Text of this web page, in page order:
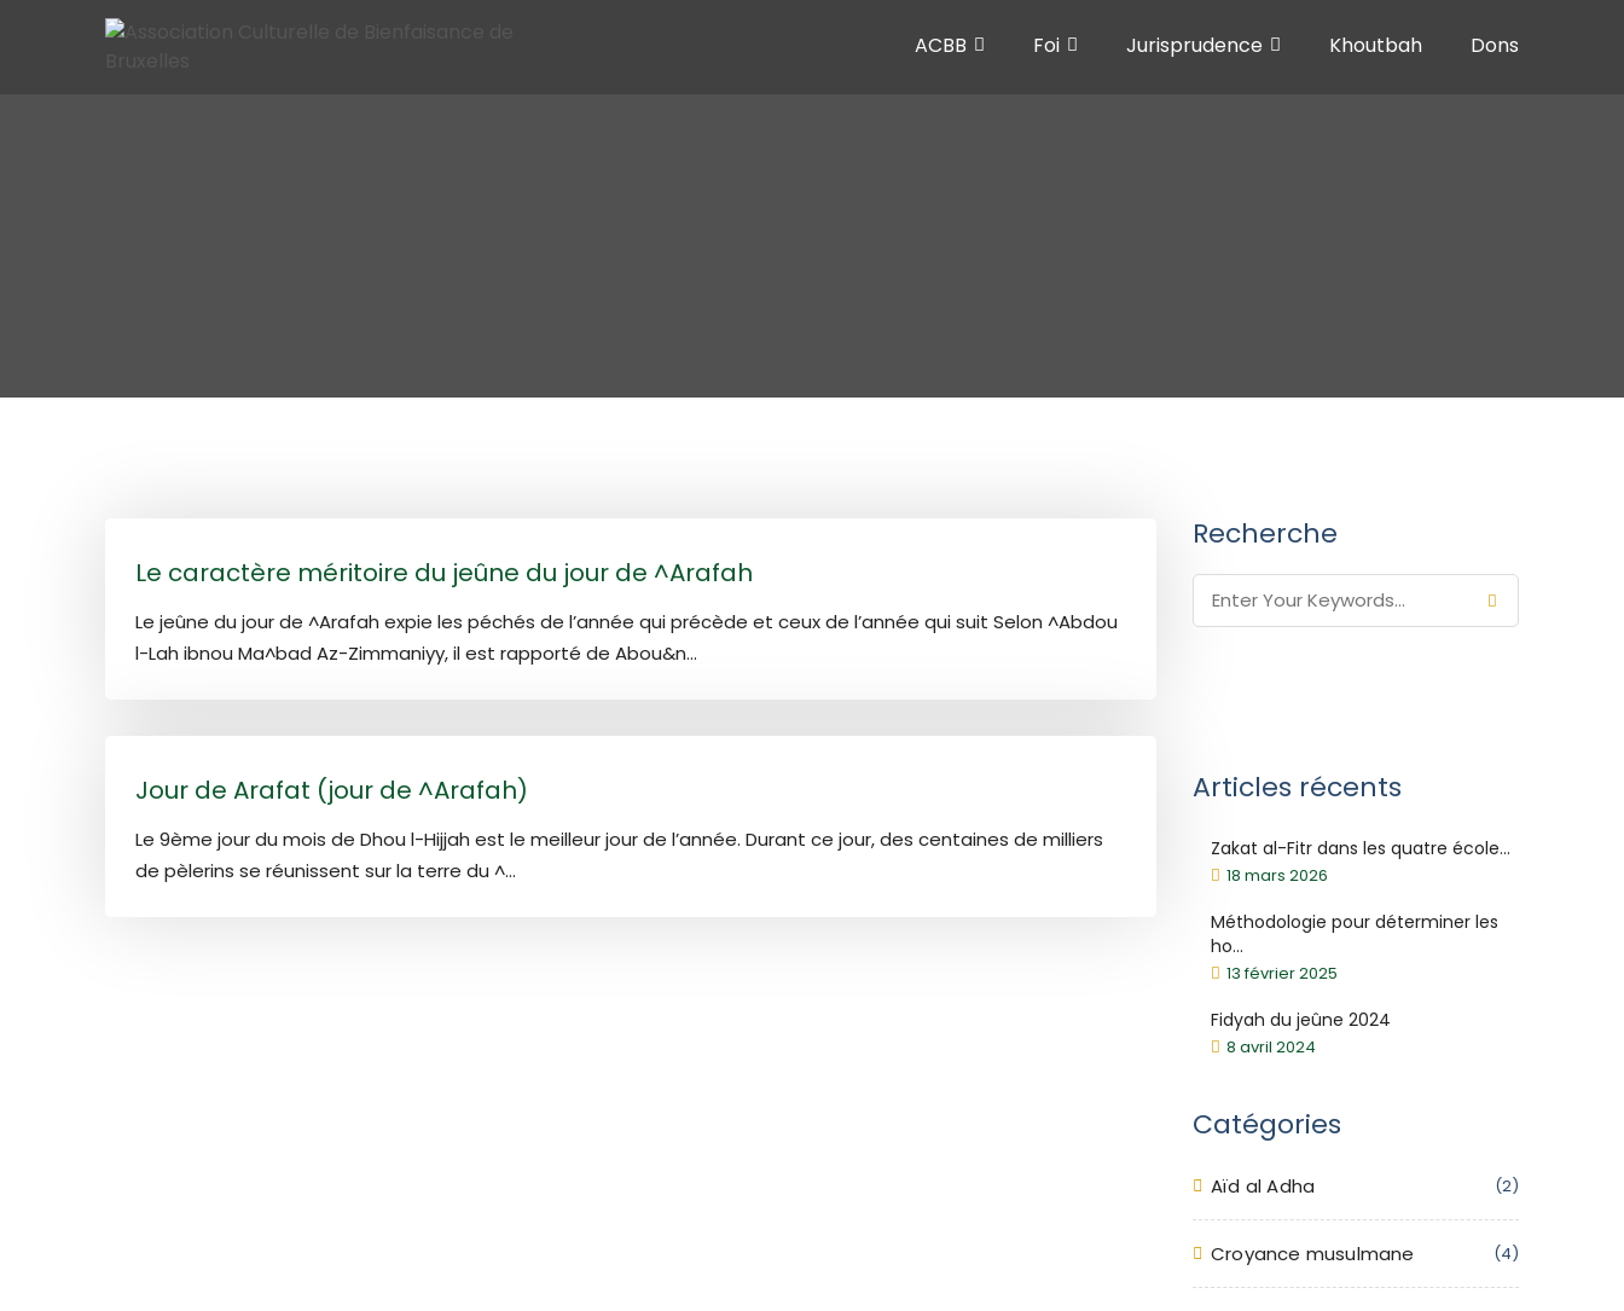
ACBB Foi Jurisprudence Khoutbah Dons
Le caractère méritoire du jeûne du jour de ^Arafah
Le jeûne du jour de ^Arafah expie les péchés de l’année qui précède et ceux de l’année qui suit Selon ^Abdou
l-Lah ibnou Ma^bad Az-Zimmaniyy, il est rapporté de Abou&n...
Jour de Arafat (jour de ^Arafah)
Le 9ème jour du mois de Dhou l-Hijjah est le meilleur jour de l’année. Durant ce jour, des centaines de milliers
de pèlerins se réunissent sur la terre du ^...
Recherche
Articles récents
Zakat al-Fitr dans les quatre école...
18 mars 2026
Méthodologie pour déterminer les
ho...
13 février 2025
Fidyah du jeûne 2024
8 avril 2024
Catégories
Aïd al Adha (2)
Croyance musulmane (4)